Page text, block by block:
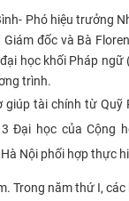
Phó hiệu trưởng
đốc và Bà
học khối Pháp ngữ
trình.
tài chính từ Quỹ
Đại học của Cộng
Nội phối hợp thực
Trong năm thứ I,